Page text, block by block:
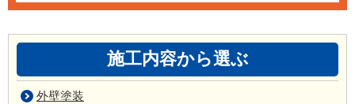
施工内容から選ぶ
外壁塗装